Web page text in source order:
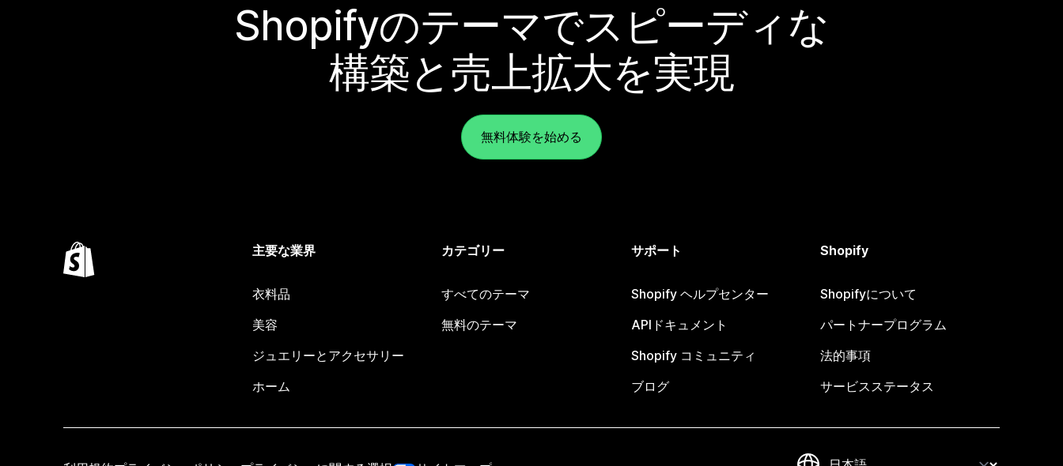
Shopifyのテーマでスピーディな
構築と売上拡大を実現
無料体験を始める
主要な業界
衣料品
美容
ジュエリーとアクセサリー
ホーム
カテゴリー
すべてのテーマ
無料のテーマ
サポート
Shopify ヘルプセンター
APIドキュメント
Shopify コミュニティ
ブログ
Shopify
Shopifyについて
パートナープログラム
法的事項
サービスステータス